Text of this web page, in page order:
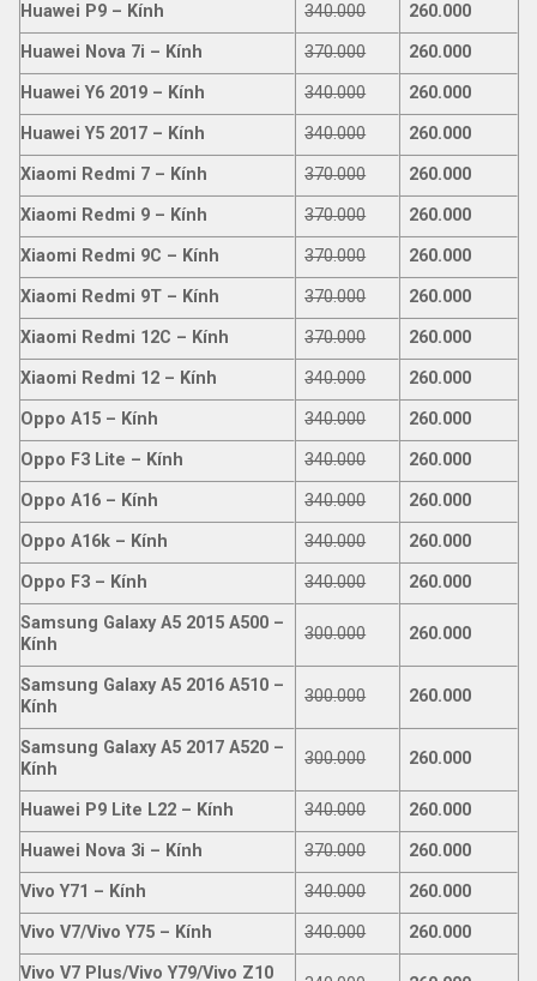
Huawei P9 – Kính
340.000
260.000
Huawei Nova 7i – Kính
370.000
260.000
Huawei Y6 2019 – Kính
340.000
260.000
Huawei Y5 2017 – Kính
340.000
260.000
Xiaomi Redmi 7 – Kính
370.000
260.000
Xiaomi Redmi 9 – Kính
370.000
260.000
Xiaomi Redmi 9C – Kính
370.000
260.000
Xiaomi Redmi 9T – Kính
370.000
260.000
Xiaomi Redmi 12C – Kính
370.000
260.000
Xiaomi Redmi 12 – Kính
340.000
260.000
Oppo A15 – Kính
340.000
260.000
Oppo F3 Lite – Kính
340.000
260.000
Oppo A16 – Kính
340.000
260.000
Oppo A16k – Kính
340.000
260.000
Oppo F3 – Kính
340.000
260.000
Samsung Galaxy A5 2015 A500 –
Kính
300.000 260.000
Samsung Galaxy A5 2016 A510 –
Kính
300.000 260.000
Samsung Galaxy A5 2017 A520 –
Kính
300.000 260.000
Huawei P9 Lite L22 – Kính 340.000
260.000
Huawei Nova 3i – Kính
370.000
260.000
Vivo Y71 – Kính
340.000
260.000
Vivo V7/Vivo Y75 – Kính
340.000
260.000
Vivo V7 Plus/Vivo Y79/Vivo Z10